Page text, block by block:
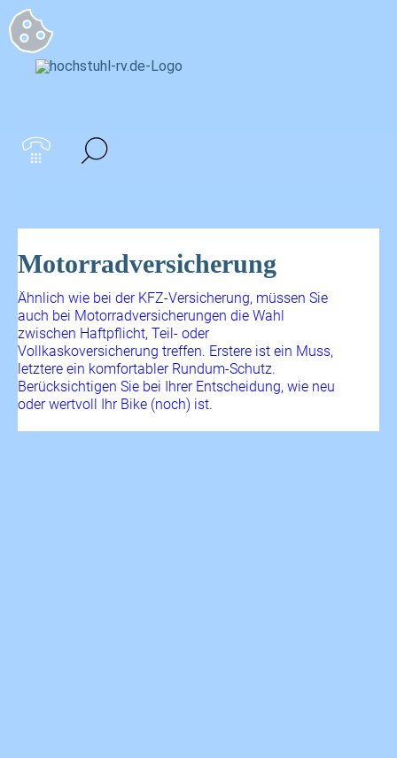
Motorradversicherung
Ähnlich wie bei der KFZ-Versicherung, müssen Sie
auch bei Motorradversicherungen die Wahl
zwischen Haftpflicht, Teil- oder
Vollkaskoversicherung treffen. Erstere ist ein Muss,
letztere ein komfortabler Rundum-Schutz.
Berücksichtigen Sie bei Ihrer Entscheidung, wie neu
oder wertvoll Ihr Bike (noch) ist.